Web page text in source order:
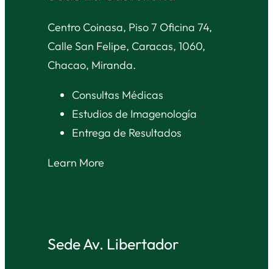
Centro Coinasa, Piso 7 Oficina 74,
Calle San Felipe, Caracas, 1060,
Chacao, Miranda.
Consultas Médicas
Estudios de Imagenología
Entrega de Resultados
Learn More
Sede Av. Libertador